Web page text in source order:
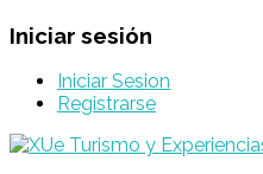
Iniciar sesión
Iniciar Sesion
Registrarse